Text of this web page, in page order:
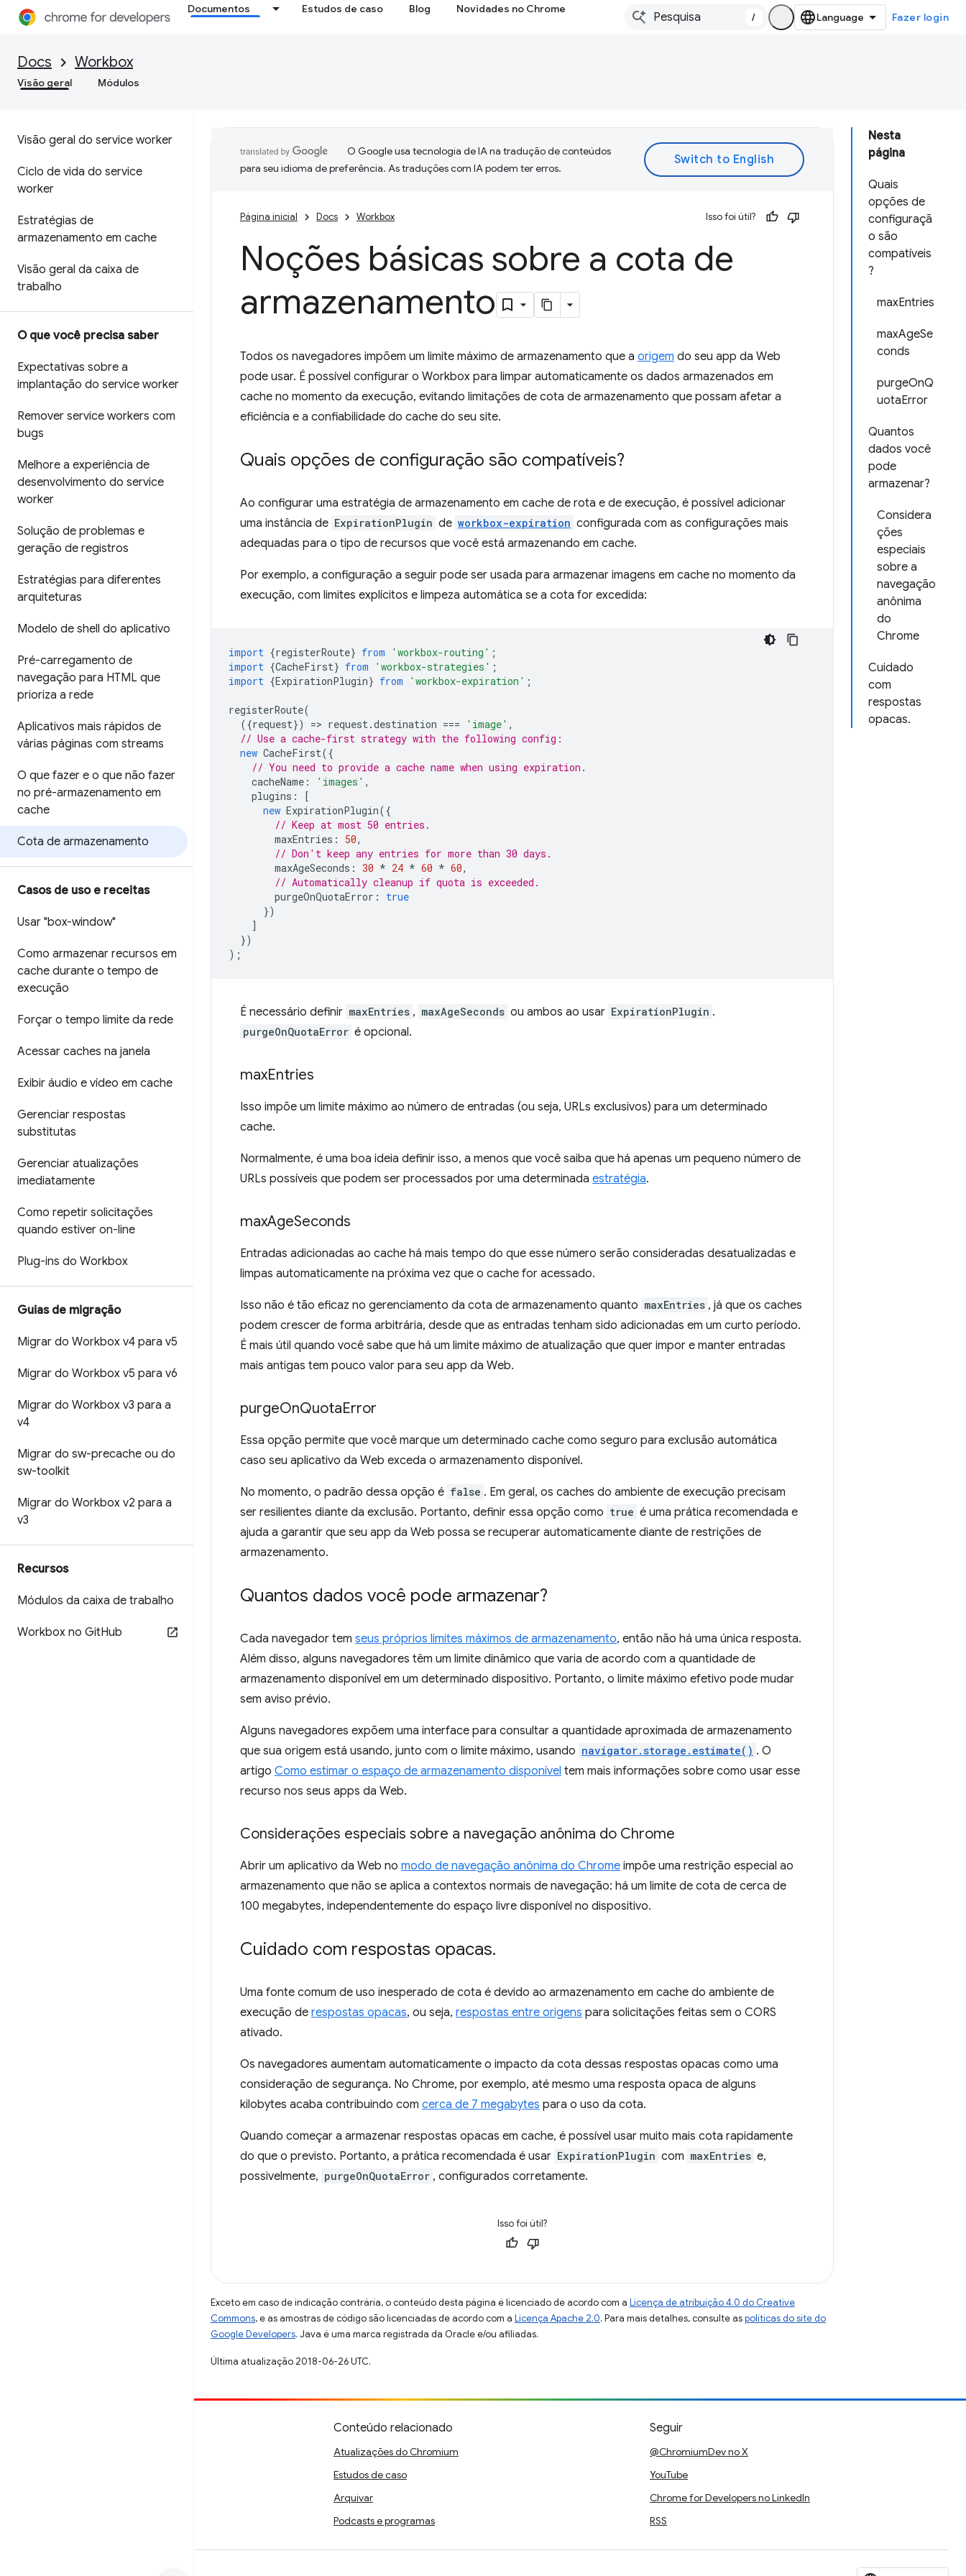
Documentos Estudos de caso Blog Novidades no Chrome
/ Fazer login
Docs Workbox
Visão geral Módulos
Visão geral do service worker
Ciclo de vida do service
worker
Estratégias de
armazenamento em cache
Visão geral da caixa de
trabalho
O que você precisa saber
Expectativas sobre a
implantação do service worker
Remover service workers com
bugs
Melhore a experiência de
desenvolvimento do service
worker
Solução de problemas e
geração de registros
Estratégias para diferentes
arquiteturas
Modelo de shell do aplicativo
Pré-carregamento de
navegação para HTML que
prioriza a rede
Aplicativos mais rápidos de
várias páginas com streams
O que fazer e o que não fazer
no pré-armazenamento em
cache
Cota de armazenamento
Casos de uso e receitas
Usar "box-window"
Como armazenar recursos em
cache durante o tempo de
execução
Forçar o tempo limite da rede
Acessar caches na janela
Exibir áudio e vídeo em cache
Gerenciar respostas
substitutas
Gerenciar atualizações
imediatamente
Como repetir solicitações
quando estiver on-line
Plug-ins do Workbox
Guias de migração
Migrar do Workbox v4 para v5
Migrar do Workbox v5 para v6
Migrar do Workbox v3 para a
v4
Migrar do sw-precache ou do
sw-toolkit
Migrar do Workbox v2 para a
v3
Recursos
Módulos da caixa de trabalho
Workbox no GitHub
Nesta
página
Quais
opções de
configuraçã
o são
compatíveis
?
maxEntries
maxAgeSe
conds
purgeOnQ
uotaError
Quantos
dados você
pode
armazenar?
Considera
ções
especiais
sobre a
navegação
anônima
do
Chrome
Cuidado
com
respostas
opacas.
O Google usa tecnologia de IA na tradução de conteúdos
para seu idioma de preferência. As traduções com IA podem ter erros.
Página inicial Docs Workbox Isso foi útil?
Noções básicas sobre a cota de
armazenamento
Todos os navegadores impõem um limite máximo de armazenamento que a origem do seu app da Web
pode usar. É possível configurar o Workbox para limpar automaticamente os dados armazenados em
cache no momento da execução, evitando limitações de cota de armazenamento que possam afetar a
eficiência e a confiabilidade do cache do seu site.
Quais opções de configuração são compatíveis?
Ao configurar uma estratégia de armazenamento em cache de rota e de execução, é possível adicionar
uma instância de ExpirationPlugin de workbox-expiration configurada com as configurações mais
adequadas para o tipo de recursos que você está armazenando em cache.
Por exemplo, a configuração a seguir pode ser usada para armazenar imagens em cache no momento da
execução, com limites explícitos e limpeza automática se a cota for excedida:
import {registerRoute} from 'workbox-routing' ;
import {CacheFirst} from 'workbox-strategies' ;
import {ExpirationPlugin} from 'workbox-expiration' ;
registerRoute(
({request}) => request.destination === 'image' ,
// Use a cache-first strategy with the following config:
new CacheFirst({
// You need to provide a cache name when using expiration.
cacheName : 'images' ,
plugins :
[
new ExpirationPlugin({
// Keep at most 50 entries.
maxEntries : 50,
// Don't keep any entries for more than 30 days.
maxAgeSeconds : 30 * 24 * 60 * 60,
// Automatically cleanup if quota is exceeded.
purgeOnQuotaError :
true
})
]
})
);
É necessário definir maxEntries , maxAgeSeconds ou ambos ao usar ExpirationPlugin .
purgeOnQuotaError é opcional.
maxEntries
Isso impõe um limite máximo ao número de entradas (ou seja, URLs exclusivos) para um determinado
cache.
Normalmente, é uma boa ideia definir isso, a menos que você saiba que há apenas um pequeno número de
URLs possíveis que podem ser processados por uma determinada estratégia.
maxAgeSeconds
Entradas adicionadas ao cache há mais tempo do que esse número serão consideradas desatualizadas e
limpas automaticamente na próxima vez que o cache for acessado.
Isso não é tão eficaz no gerenciamento da cota de armazenamento quanto maxEntries , já que os caches
podem crescer de forma arbitrária, desde que as entradas tenham sido adicionadas em um curto período.
É mais útil quando você sabe que há um limite máximo de atualização que quer impor e manter entradas
mais antigas tem pouco valor para seu app da Web.
purgeOnQuotaError
Essa opção permite que você marque um determinado cache como seguro para exclusão automática
caso seu aplicativo da Web exceda o armazenamento disponível.
No momento, o padrão dessa opção é false . Em geral, os caches do ambiente de execução precisam
ser resilientes diante da exclusão. Portanto, definir essa opção como true é uma prática recomendada e
ajuda a garantir que seu app da Web possa se recuperar automaticamente diante de restrições de
armazenamento.
Quantos dados você pode armazenar?
Cada navegador tem seus próprios limites máximos de armazenamento, então não há uma única resposta.
Além disso, alguns navegadores têm um limite dinâmico que varia de acordo com a quantidade de
armazenamento disponível em um determinado dispositivo. Portanto, o limite máximo efetivo pode mudar
sem aviso prévio.
Alguns navegadores expõem uma interface para consultar a quantidade aproximada de armazenamento
que sua origem está usando, junto com o limite máximo, usando navigator.storage.estimate() . O
artigo Como estimar o espaço de armazenamento disponível tem mais informações sobre como usar esse
recurso nos seus apps da Web.
Considerações especiais sobre a navegação anônima do Chrome
Abrir um aplicativo da Web no modo de navegação anônima do Chrome impõe uma restrição especial ao
armazenamento que não se aplica a contextos normais de navegação: há um limite de cota de cerca de
100 megabytes, independentemente do espaço livre disponível no dispositivo.
Cuidado com respostas opacas.
Uma fonte comum de uso inesperado de cota é devido ao armazenamento em cache do ambiente de
execução de respostas opacas, ou seja, respostas entre origens para solicitações feitas sem o CORS
ativado.
Os navegadores aumentam automaticamente o impacto da cota dessas respostas opacas como uma
consideração de segurança. No Chrome, por exemplo, até mesmo uma resposta opaca de alguns
kilobytes acaba contribuindo com cerca de 7 megabytes para o uso da cota.
Quando começar a armazenar respostas opacas em cache, é possível usar muito mais cota rapidamente
do que o previsto. Portanto, a prática recomendada é usar ExpirationPlugin com maxEntries e,
possivelmente, purgeOnQuotaError , configurados corretamente.
Isso foi útil?
Exceto em caso de indicação contrária, o conteúdo desta página é licenciado de acordo com a Licença de atribuição 4.0 do Creative
Commons, e as amostras de código são licenciadas de acordo com a Licença Apache 2.0. Para mais detalhes, consulte aspolíticas do site do
Google Developers. Java é uma marca registrada da Oracle e/ou afiliadas.
Última atualização 2018-06-26 UTC.
Conteúdo relacionado
Atualizações do Chromium
Estudos de caso
Arquivar
Podcasts e programas
Seguir
@ChromiumDev no X
YouTube
Chrome for Developers no LinkedIn
RSS